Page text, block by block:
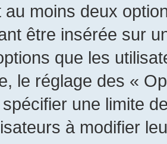
au moins deux
être insérée sur
que les
le réglage des «
une limite
à modifier